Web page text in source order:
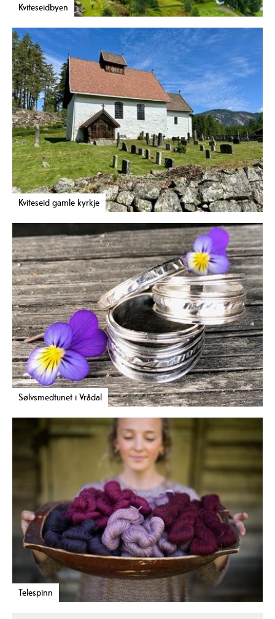
Kviteseidbyen
Kviteseid gamle kyrkje
Sølvsmedtunet i Vrådal
Telespinn